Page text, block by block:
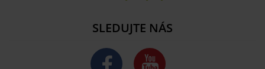
SLEDUJTE NÁS